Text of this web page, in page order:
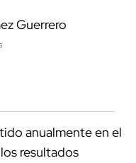
Guerrero
anualmente en el
resultados